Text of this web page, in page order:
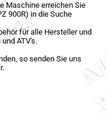
Maschine erreichen Sie
900R) in die Suche
für alle Hersteller und
ATV's.
so senden Sie uns